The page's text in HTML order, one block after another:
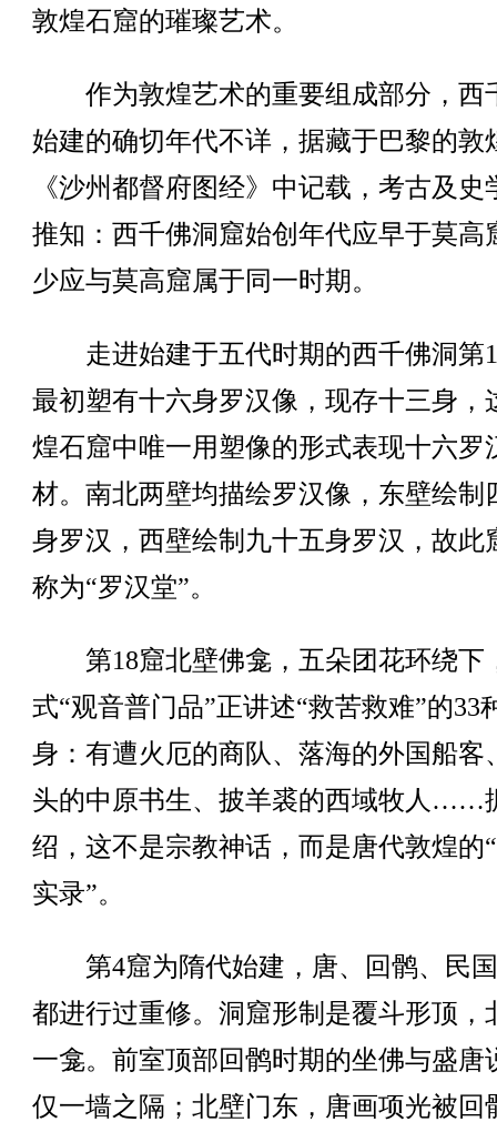
敦煌石窟的璀璨艺术。
作为敦煌艺术的重要组成部分，西
始建的确切年代不详，据藏于巴黎的敦
《沙州都督府图经》中记载，考古及史
推知：西千佛洞窟始创年代应早于莫高
少应与莫高窟属于同一时期。
走进始建于五代时期的西千佛洞第
最初塑有十六身罗汉像，现存十三身，
煌石窟中唯一用塑像的形式表现十六罗
材。南北两壁均描绘罗汉像，东壁绘制
身罗汉，西壁绘制九十五身罗汉，故此
称为“罗汉堂”。
第18窟北壁佛龛，五朵团花环绕下
式“观音普门品”正讲述“救苦救难”的33
身：有遭火厄的商队、落海的外国船客
头的中原书生、披羊裘的西域牧人……
绍，这不是宗教神话，而是唐代敦煌的
实录”。
第4窟为隋代始建，唐、回鹘、民
都进行过重修。洞窟形制是覆斗形顶，
一龛。前室顶部回鹘时期的坐佛与盛唐
仅一墙之隔；北壁门东，唐画项光被回